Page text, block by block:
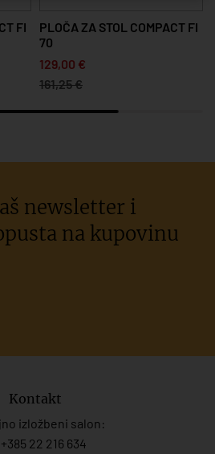
FI
PLOČA ZA STOL COMPACT FI
70
129,00 €
161,25 €
newsletter i
na kupovinu
Kontakt
izložbeni salon:
+385 22 216 634